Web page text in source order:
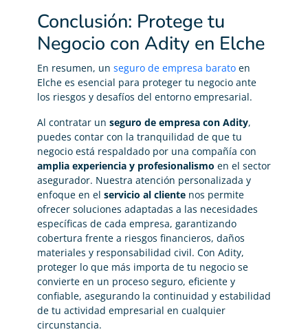
Conclusión: Protege tu
Negocio con Adity en Elche
En resumen, un seguro de empresa barato en
Elche es esencial para proteger tu negocio ante
los riesgos y desafíos del entorno empresarial.
Al contratar un seguro de empresa con Adity,
puedes contar con la tranquilidad de que tu
negocio está respaldado por una compañía con
amplia experiencia y profesionalismo en el sector
asegurador. Nuestra atención personalizada y
enfoque en el servicio al cliente nos permite
ofrecer soluciones adaptadas a las necesidades
específicas de cada empresa, garantizando
cobertura frente a riesgos financieros, daños
materiales y responsabilidad civil. Con Adity,
proteger lo que más importa de tu negocio se
convierte en un proceso seguro, eficiente y
confiable, asegurando la continuidad y estabilidad
de tu actividad empresarial en cualquier
circunstancia.